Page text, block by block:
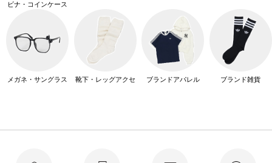
ビナ・コインケース
メガネ・サングラス 靴下・レッグアクセ ブランドアパレル ブランド雑貨